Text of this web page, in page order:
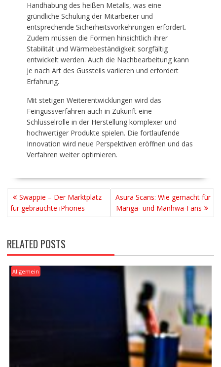
Handhabung des heißen Metalls, was eine
gründliche Schulung der Mitarbeiter und
entsprechende Sicherheitsvorkehrungen erfordert.
Zudem müssen die Formen hinsichtlich ihrer
Stabilität und Wärmebeständigkeit sorgfältig
entwickelt werden. Auch die Nachbearbeitung kann
je nach Art des Gussteils variieren und erfordert
Erfahrung.
Mit stetigen Weiterentwicklungen wird das
Feingussverfahren auch in Zukunft eine
Schlüsselrolle in der Herstellung komplexer und
hochwertiger Produkte spielen. Die fortlaufende
Innovation wird neue Perspektiven eröffnen und das
Verfahren weiter optimieren.
BEITRAGSNAVIGATION
Swappie – Der Marktplatz
für gebrauchte iPhones
Asura Scans: Wie gemacht für
Manga- und Manhwa-Fans
RELATED POSTS
Allgemein